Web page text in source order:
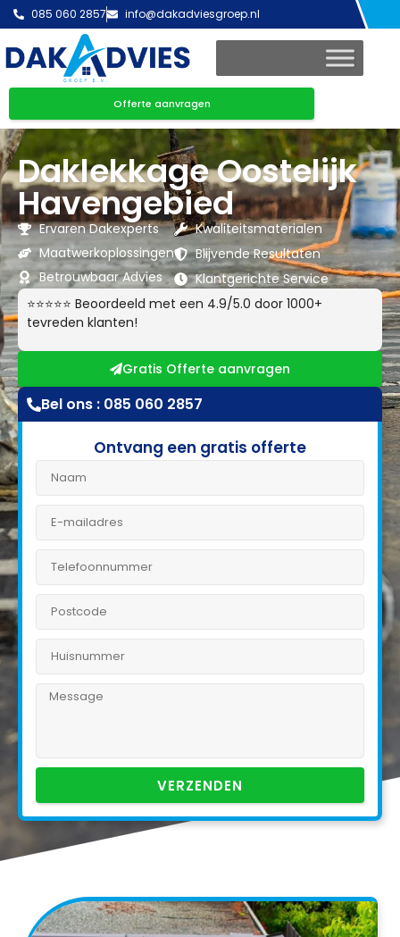
085 060 2857 info@dakadviesgroep.nl
Offerte aanvragen
Daklekkage Oostelijk
Havengebied
Ervaren Dakexperts
Maatwerkoplossingen
Betrouwbaar Advies
Kwaliteitsmaterialen
Blijvende Resultaten
Klantgerichte Service
⭐⭐⭐⭐⭐ Beoordeeld met een 4.9/5.0 door 1000+
tevreden klanten!
Gratis Offerte aanvragen
Bel ons : 085 060 2857
Ontvang een gratis offerte
VERZENDEN